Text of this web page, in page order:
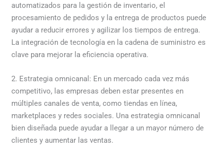
automatizados para la gestión de inventario, el
procesamiento de pedidos y la entrega de productos puede
ayudar a reducir errores y agilizar los tiempos de entrega.
La integración de tecnología en la cadena de suministro es
clave para mejorar la eficiencia operativa.
2. Estrategia omnicanal: En un mercado cada vez más
competitivo, las empresas deben estar presentes en
múltiples canales de venta, como tiendas en línea,
marketplaces y redes sociales. Una estrategia omnicanal
bien diseñada puede ayudar a llegar a un mayor número de
clientes y aumentar las ventas.